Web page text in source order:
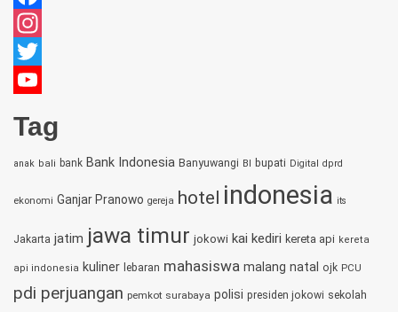
Facebook
Instagram
Twitter
Channel
Tag
anak bali bank Bank Indonesia Banyuwangi BI bupati Digital dprd
ekonomi Ganjar Pranowo gereja hotel indonesia its
Jakarta jatim jawa timur jokowi kai kediri kereta api kereta
api indonesia kuliner lebaran mahasiswa malang natal ojk PCU
pdi perjuangan pemkot surabaya polisi presiden jokowi sekolah